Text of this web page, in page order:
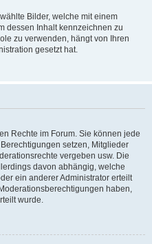
Bilder, welche mit einem
dessen Inhalt kennzeichnen zu
zu verwenden, hängt von Ihren
gesetzt hat.
Rechte im Forum. Sie können jede
setzen, Mitglieder
vergeben usw. Die
davon abhängig, welche
ein anderer Administrator erteilt
haben,
wurde.